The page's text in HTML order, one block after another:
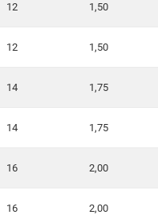
12 1,50
12 1,50
14 1,75
14 1,75
16 2,00
16 2,00